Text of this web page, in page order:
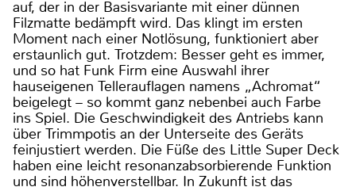
auf, der in der Basisvariante mit einer dünnen
Filzmatte bedämpft wird. Das klingt im ersten
Moment nach einer Notlösung, funktioniert aber
erstaunlich gut. Trotzdem: Besser geht es immer,
und so hat Funk Firm eine Auswahl ihrer
hauseigenen Tellerauflagen namens „Achromat“
beigelegt – so kommt ganz nebenbei auch Farbe
ins Spiel. Die Geschwindigkeit des Antriebs kann
über Trimmpotis an der Unterseite des Geräts
feinjustiert werden. Die Füße des Little Super Deck
haben eine leicht resonanzabsorbierende Funktion
und sind höhenverstellbar. In Zukunft ist das